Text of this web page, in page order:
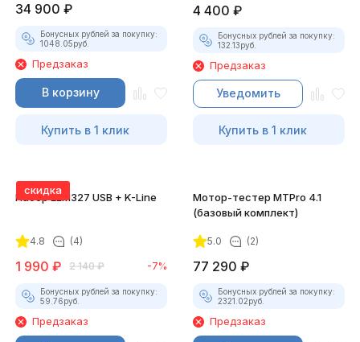
34 900 ₽
Бонусных рублей за покупку:
1048.05руб.
Предзаказ
В корзину
Купить в 1 клик
4 400 ₽
Бонусных рублей за покупку:
132.13руб.
Предзаказ
Уведомить
Купить в 1 клик
скидка
Набор ELM327 USB + K-Line
4.8 (4)
1 990 ₽ 2 140 ₽ -7%
Бонусных рублей за покупку:
59.76руб.
Предзаказ
Мотор-тестер MTPro 4.1
(базовый комплект)
5.0 (2)
77 290 ₽
Бонусных рублей за покупку:
2321.02руб.
Предзаказ